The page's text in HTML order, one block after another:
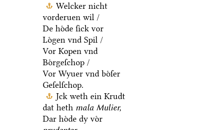
Welcker nicht
vorderuen wil /
De hoͤde ſick vor
Loͤgen vnd Spil /
Vor Kopen vnd
Boͤrgeſchop /
Vor Wyuer vnd boͤſer
Geſelſchop.
Jck weth ein Krudt
dat heth mala Mulier,
Dar hoͤde dy voͤr